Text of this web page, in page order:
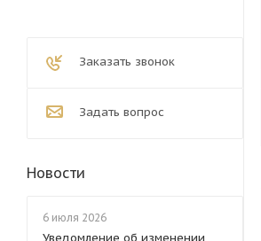
Заказать звонок
Задать вопрос
Новости
6 июля 2026
Уведомление об изменении